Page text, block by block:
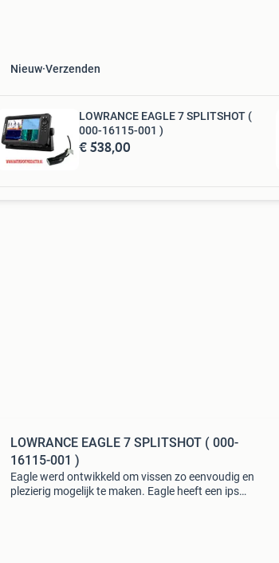
Nieuw Verzenden
LOWRANCE EAGLE 7 SPLITSHOT (
000-16115-001 )
€ 538,00
LOWRANCE EAGLE 7 SPLITSHOT ( 000-
16115-001 )
Eagle werd ontwikkeld om vissen zo eenvoudig en
plezierig mogelijk te maken. Eagle heeft een ips